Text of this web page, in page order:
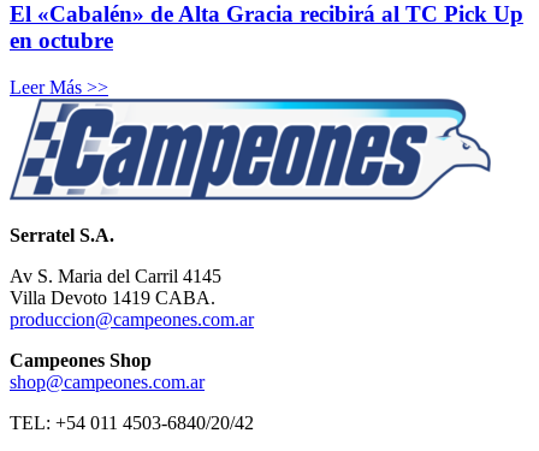
El «Cabalén» de Alta Gracia recibirá al TC Pick Up
en octubre
Leer Más >>
Serratel S.A.
Av S. Maria del Carril 4145
Villa Devoto 1419 CABA.
produccion@campeones.com.ar
Campeones Shop
shop@campeones.com.ar
TEL: +54 011 4503-6840/20/42